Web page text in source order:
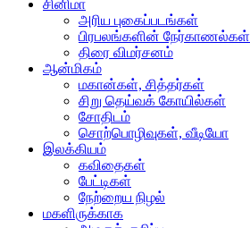
சினிமா
அரிய புகைப்படங்கள்
பிரபலங்களின் நேர்காணல்கள்
திரை விமர்சனம்
ஆன்மிகம்
மகான்கள், சித்தர்கள்
சிறு தெய்வக் கோயில்கள்
சோதிடம்
சொற்பொழிவுகள், வீடியோ
இலக்கியம்
கவிதைகள்
பேட்டிகள்
நேற்றைய நிழல்
மகளிருக்காக